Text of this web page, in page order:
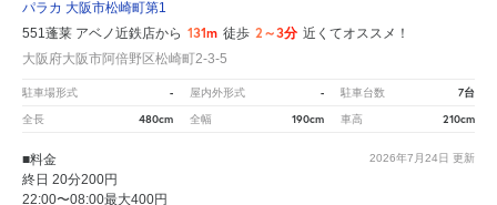
パラカ 大阪市松崎町第1
551蓬莱 アベノ近鉄店から 131m 徒歩 2～3分 近くてオススメ！
大阪府大阪市阿倍野区松崎町2-3-5
駐車場形式 - 屋内外形式 - 駐車台数 7台
全長 480cm 全幅 190cm 車高 210cm
2026年7月24日 更新
■料金
終日 20分200円
22:00〜08:00最大400円